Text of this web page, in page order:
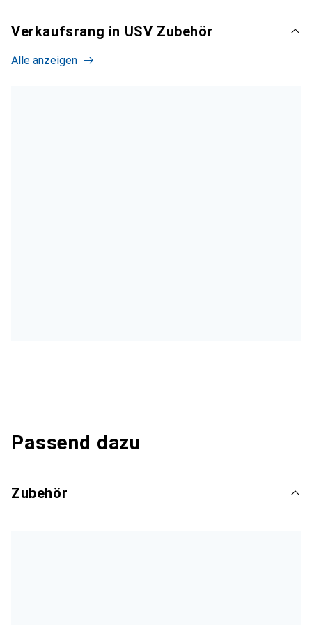
Verkaufsrang in USV Zubehör
Alle anzeigen
Passend dazu
Zubehör